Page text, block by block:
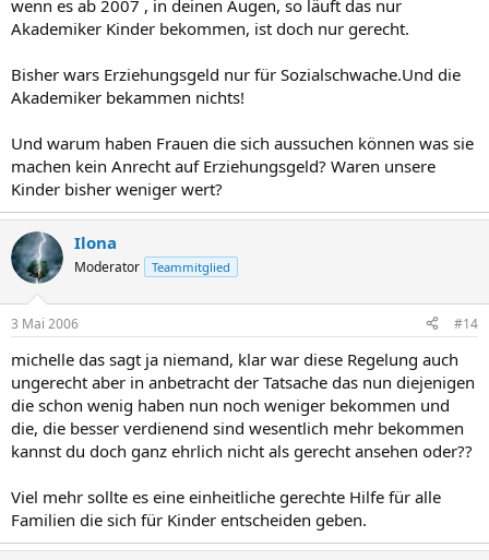
wenn es ab 2007 , in deinen Augen, so läuft das nur
Akademiker Kinder bekommen, ist doch nur gerecht.
Bisher wars Erziehungsgeld nur für Sozialschwache.Und die
Akademiker bekammen nichts!
Und warum haben Frauen die sich aussuchen können was sie
machen kein Anrecht auf Erziehungsgeld? Waren unsere
Kinder bisher weniger wert?
Ilona
Moderator Teammitglied
3 Mai 2006 #14
michelle das sagt ja niemand, klar war diese Regelung auch
ungerecht aber in anbetracht der Tatsache das nun diejenigen
die schon wenig haben nun noch weniger bekommen und
die, die besser verdienend sind wesentlich mehr bekommen
kannst du doch ganz ehrlich nicht als gerecht ansehen oder??
Viel mehr sollte es eine einheitliche gerechte Hilfe für alle
Familien die sich für Kinder entscheiden geben.